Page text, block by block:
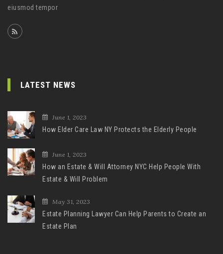
eiusmod tempor
LATEST NEWS
June 1, 2023
How Elder Care Law NY Protects the Elderly People
June 1, 2023
How an Estate & Will Attorney NYC Help People With
Estate & Will Problem
May 31, 2023
Estate Planning Lawyer Can Help Parents to Create an
Estate Plan